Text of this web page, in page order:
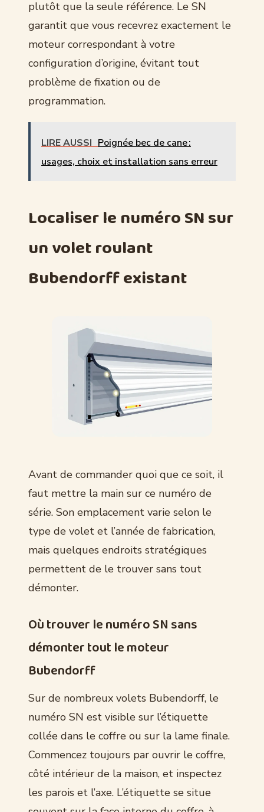
plutôt que la seule référence. Le SN
garantit que vous recevrez exactement le
moteur correspondant à votre
configuration d’origine, évitant tout
problème de fixation ou de
programmation.
LIRE AUSSI Poignée bec de cane :
usages, choix et installation sans erreur
Localiser le numéro SN sur
un volet roulant
Bubendorff existant
Avant de commander quoi que ce soit, il
faut mettre la main sur ce numéro de
série. Son emplacement varie selon le
type de volet et l’année de fabrication,
mais quelques endroits stratégiques
permettent de le trouver sans tout
démonter.
Où trouver le numéro SN sans
démonter tout le moteur
Bubendorff
Sur de nombreux volets Bubendorff, le
numéro SN est visible sur l’étiquette
collée dans le coffre ou sur la lame finale.
Commencez toujours par ouvrir le coffre,
côté intérieur de la maison, et inspectez
les parois et l’axe. L’étiquette se situe